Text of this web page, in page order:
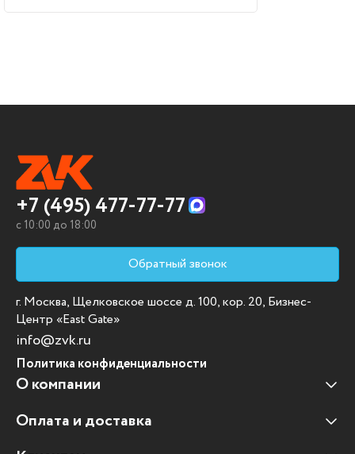
+7 (495) 477-77-77
c 10:00 до 18:00
Обратный звонок
г. Москва, Щелковское шоссе д. 100, кор. 20, Бизнес-
Центр «East Gate»
info@zvk.ru
Политика конфиденциальности
О компании
Наши клиенты
Оплата и доставка